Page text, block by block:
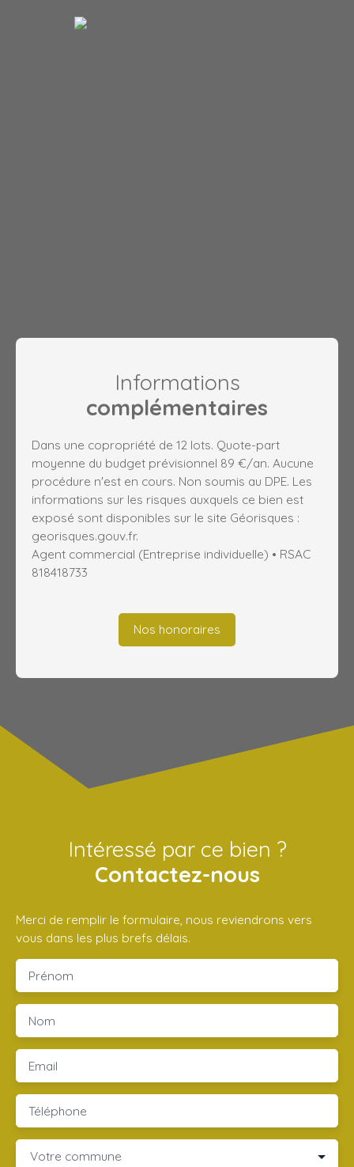
Informations
complémentaires
Dans une copropriété de 12 lots. Quote-part
moyenne du budget prévisionnel 89 €/an. Aucune
procédure n'est en cours. Non soumis au DPE. Les
informations sur les risques auxquels ce bien est
exposé sont disponibles sur le site Géorisques :
georisques.gouv.fr.
Agent commercial (Entreprise individuelle) • RSAC
818418733
Nos honoraires
Intéressé par ce bien ?
Contactez-nous
Merci de remplir le formulaire, nous reviendrons vers
vous dans les plus brefs délais.
Prénom
Nom
Email
Téléphone
Votre commune